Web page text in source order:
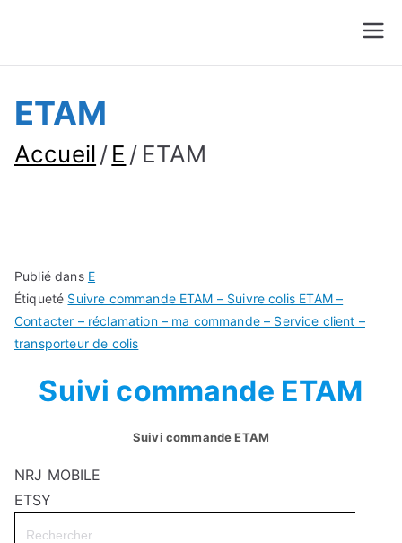
Suivre Colis - Suivre
Commande
ETAM
Accueil E ETAM
Publié dans E
Étiqueté Suivre commande ETAM – Suivre colis ETAM –
Contacter – réclamation – ma commande – Service client –
transporteur de colis
Suivi commande ETAM
Suivi commande ETAM
NRJ MOBILE
ETSY
Search
for: